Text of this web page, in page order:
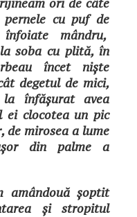
cu puf de
mândru,
soba cu plită, în
încet niște
degetul de mici,
la înfășurat avea
ei clocotea un pic
de mirosea a lume
din palme a
amândouă șoptit
și stropitul